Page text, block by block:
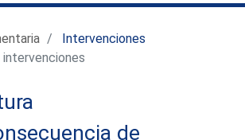
Intervenciones
intervenciones
de